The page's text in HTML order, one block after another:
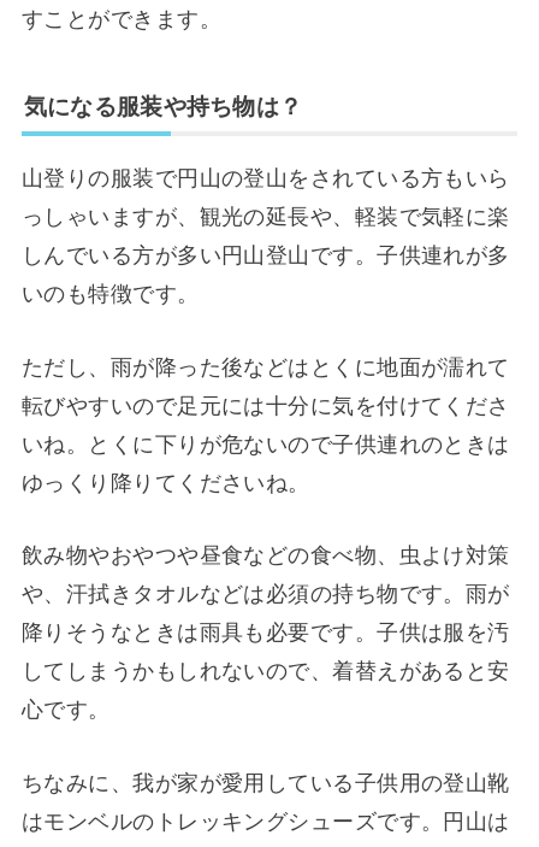
すことができます。
気になる服装や持ち物は？
山登りの服装で円山の登山をされている方もいら
っしゃいますが、観光の延長や、軽装で気軽に楽
しんでいる方が多い円山登山です。子供連れが多
いのも特徴です。
ただし、雨が降った後などはとくに地面が濡れて
転びやすいので足元には十分に気を付けてくださ
いね。とくに下りが危ないので子供連れのときは
ゆっくり降りてくださいね。
飲み物やおやつや昼食などの食べ物、虫よけ対策
や、汗拭きタオルなどは必須の持ち物です。雨が
降りそうなときは雨具も必要です。子供は服を汚
してしまうかもしれないので、着替えがあると安
心です。
ちなみに、我が家が愛用している子供用の登山靴
はモンベルのトレッキングシューズです。円山は